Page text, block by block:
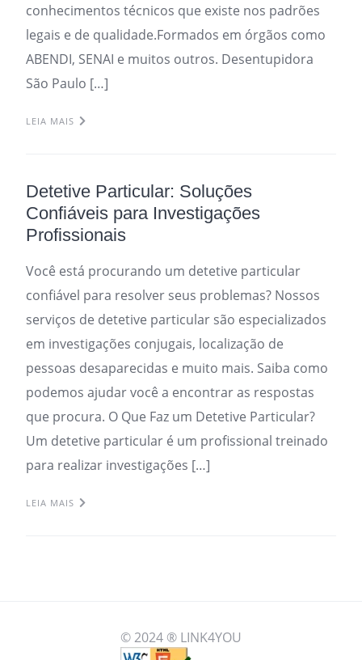
conhecimentos técnicos que existe nos padrões
legais e de qualidade.Formados em órgãos como
ABENDI, SENAI e muitos outros. Desentupidora
São Paulo […]
LEIA MAIS
Detetive Particular: Soluções
Confiáveis para Investigações
Profissionais
Você está procurando um detetive particular
confiável para resolver seus problemas? Nossos
serviços de detetive particular são especializados
em investigações conjugais, localização de
pessoas desaparecidas e muito mais. Saiba como
podemos ajudar você a encontrar as respostas
que procura. O Que Faz um Detetive Particular?
Um detetive particular é um profissional treinado
para realizar investigações […]
LEIA MAIS
© 2024 ® LINK4YOU